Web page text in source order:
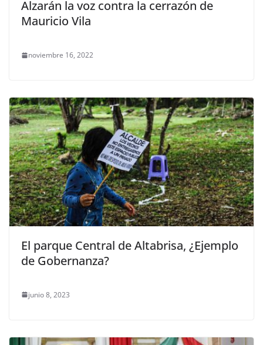
Alzarán la voz contra la cerrazón de
Mauricio Vila
noviembre 16, 2022
El parque Central de Altabrisa, ¿Ejemplo
de Gobernanza?
junio 8, 2023